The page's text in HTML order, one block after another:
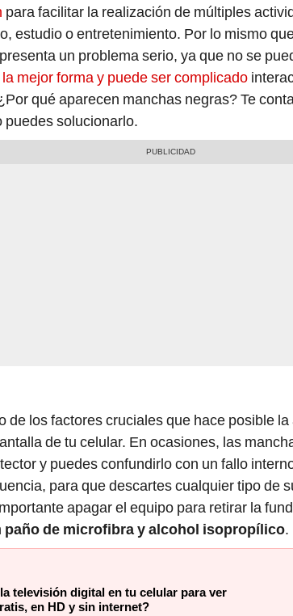
para facilitar la realización de múltiples
estudio o entretenimiento. Por lo mismo
un problema serio, ya que no se
mejor forma y puede ser complicado
qué aparecen manchas negras? Te
puedes solucionarlo.
de los factores cruciales que hace posible
de tu celular. En ocasiones, las
y puedes confundirlo con un fallo
para que descartes cualquier tipo de
apagar el equipo para retirar la
paño de microfibra y alcohol isopropílico.
televisión digital en tu celular para ver
en HD y sin internet?